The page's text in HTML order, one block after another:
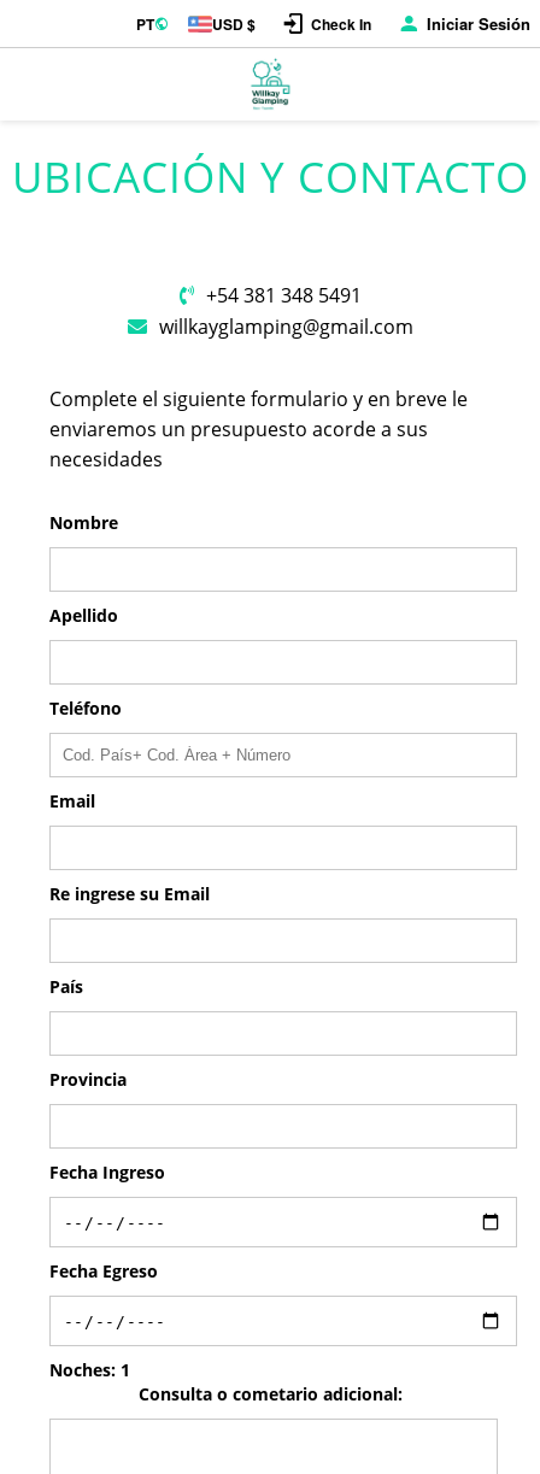
PT USD $ Check In Iniciar Sesión
UBICACIÓN Y CONTACTO
+54 381 348 5491
willkayglamping@gmail.com
Complete el siguiente formulario y en breve le
enviaremos un presupuesto acorde a sus
necesidades
Nombre
Apellido
Teléfono
Email
Re ingrese su Email
País
Provincia
Fecha Ingreso
Fecha Egreso
Noches: 1
Consulta o cometario adicional: